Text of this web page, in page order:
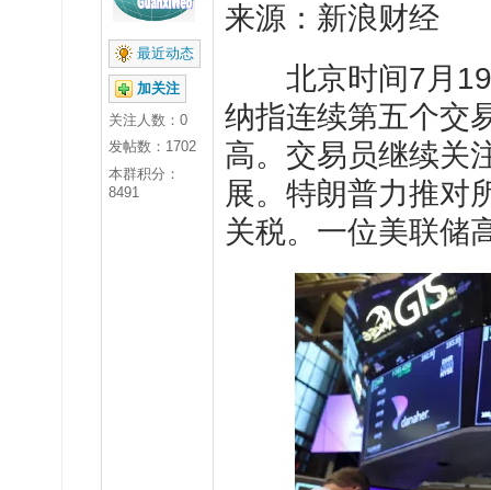
最近动态
加关注
关注人数： 0
发帖数：1702
本群积分：
8491
来源：新浪财经
北京时间7月19
纳指连续第五个交
高。交易员继续关
展。特朗普力推对
关税。一位美联储